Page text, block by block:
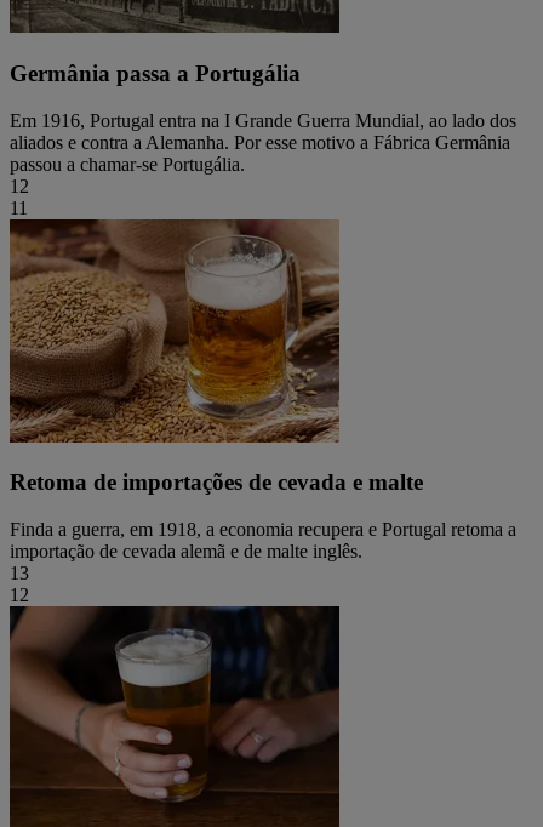
Germânia passa a Portugália
Em 1916, Portugal entra na I Grande Guerra Mundial, ao lado dos
aliados e contra a Alemanha. Por esse motivo a Fábrica Germânia
passou a chamar-se Portugália.
12
11
Retoma de importações de cevada e malte
Finda a guerra, em 1918, a economia recupera e Portugal retoma a
importação de cevada alemã e de malte inglês.
13
12